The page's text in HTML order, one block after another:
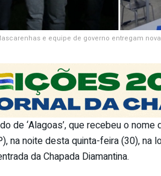
e equipe de governo entregam
de ‘Alagoas’, que recebeu o nome
na noite desta quinta-feira (30), na
da Chapada Diamantina.